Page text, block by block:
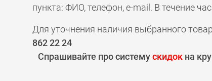
пункта: ФИО, телефон, e-mail. В течение
Для уточнения наличия выбранного
862 22 24
Спрашивайте про системускидок на